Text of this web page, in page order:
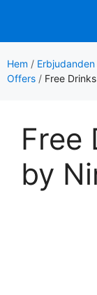
innehåll
Hem / Erbjudanden
Offers / Free
Free
by